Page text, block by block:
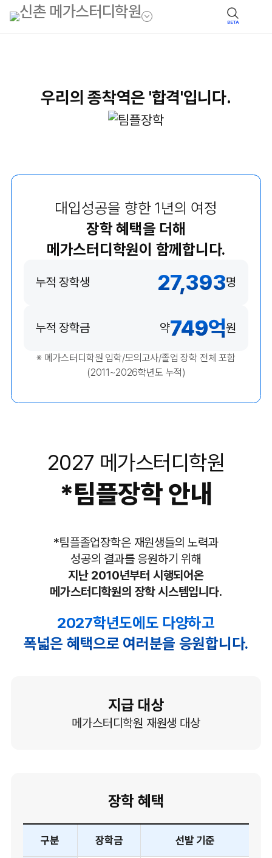
BETA
우리의 종착역은 '합격'입니다.
대입성공을 향한 1년의 여정
장학 혜택을 더해
메가스터디학원이 함께합니다.
누적 장학생 27,393명
누적 장학금 약749억원
※ 메가스터디학원 입학/모의고사/졸업 장학 전체 포함
(2011~2026학년도 누적)
2027 메가스터디학원
*팀플장학 안내
*팀플졸업장학은 재원생들의 노력과
성공의 결과를 응원하기 위해
지난 2010년부터 시행되어온
메가스터디학원의 장학 시스템입니다.
2027학년도에도 다양하고
폭넓은 혜택으로 여러분을 응원합니다.
지급 대상
메가스터디학원 재원생 대상
장학 혜택
구분 장학금 선발 기준